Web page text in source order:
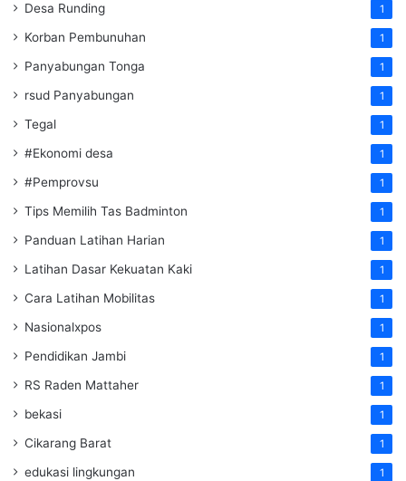
Desa Runding 1
Korban Pembunuhan 1
Panyabungan Tonga 1
rsud Panyabungan 1
Tegal 1
#Ekonomi desa 1
#Pemprovsu 1
Tips Memilih Tas Badminton 1
Panduan Latihan Harian 1
Latihan Dasar Kekuatan Kaki 1
Cara Latihan Mobilitas 1
Nasionalxpos 1
Pendidikan Jambi 1
RS Raden Mattaher 1
bekasi 1
Cikarang Barat 1
edukasi lingkungan 1